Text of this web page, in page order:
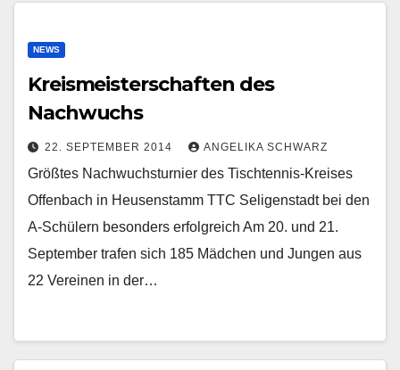
NEWS
Kreismeisterschaften des
Nachwuchs
22. SEPTEMBER 2014 ANGELIKA SCHWARZ
Größtes Nachwuchsturnier des Tischtennis-Kreises
Offenbach in Heusenstamm TTC Seligenstadt bei den
A-Schülern besonders erfolgreich Am 20. und 21.
September trafen sich 185 Mädchen und Jungen aus
22 Vereinen in der…